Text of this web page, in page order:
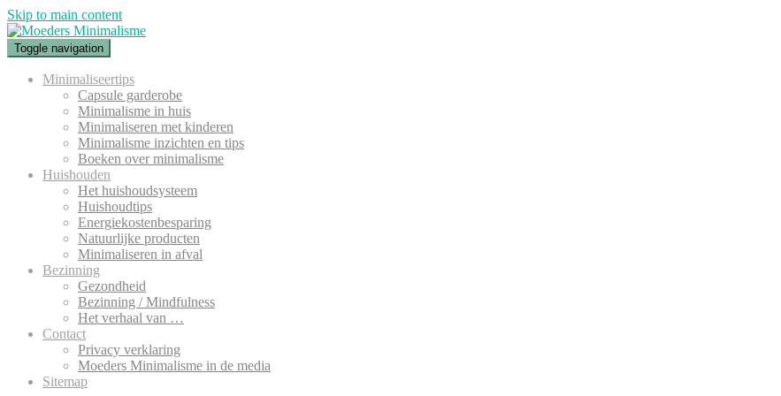
Skip to main content
Toggle navigation
Minimaliseertips
Capsule garderobe
Minimalisme in huis
Minimaliseren met kinderen
Minimalisme inzichten en tips
Boeken over minimalisme
Huishouden
Het huishoudsysteem
Huishoudtips
Energiekostenbesparing
Natuurlijke producten
Minimaliseren in afval
Bezinning
Gezondheid
Bezinning / Mindfulness
Het verhaal van …
Contact
Privacy verklaring
Moeders Minimalisme in de media
Sitemap